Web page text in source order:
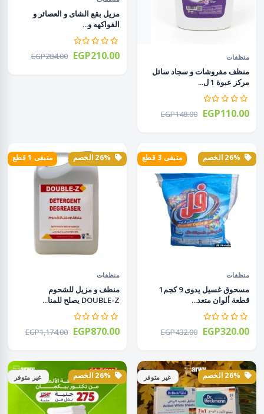
منظفات
منظف مفروشات و سجاد سائل
مركز عبوة 1 ل...
EGP148.00 EGP110.00
مزيل بقع الشاى و العصائر و
الفواكهه و...
EGP284.00 EGP210.00
متبقى 3 قطع
منظفات
مسحوق غسيل يدوى 9 كجم1
قطعة ألوان متعد...
EGP432.00 EGP320.00
متبقى 1 قطع
منظفات
منظف و مزيل للشحوم
DOUBLE-Z يصلح للمنا...
EGP1,174.00 EGP870.00
غير متوفر غير متوفر